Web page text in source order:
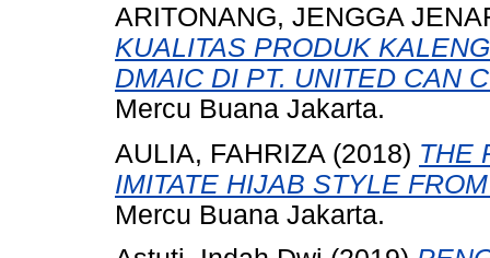
ARITONANG, JENGGA
KUALITAS PRODUK
DMAIC DI PT. UNITED CAN
Mercu Buana Jakarta.
AULIA, FAHRIZA (2018) THE
IMITATE HIJAB STYLE
Mercu Buana Jakarta.